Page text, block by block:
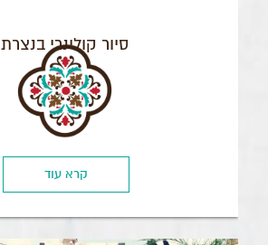
סיור קולינרי בנצרת
קרא עוד